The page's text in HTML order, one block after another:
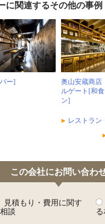
に関連するその他の事例
ー]
奥山安蔵商
ルゲート[和
ン]
レストラン
この会社にお問い合わ
見積もり・費用に関す
談